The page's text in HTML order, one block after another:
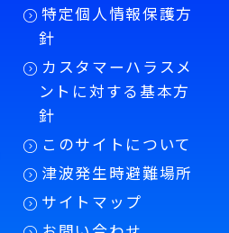
特定個人情報保護方
針
カスタマーハラスメ
ントに対する基本方
針
このサイトについて
津波発生時避難場所
サイトマップ